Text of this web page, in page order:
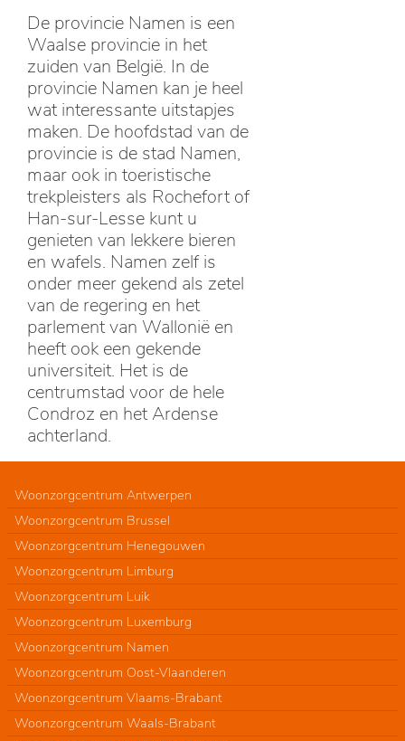
De provincie Namen is een
Waalse provincie in het
zuiden van België. In de
provincie Namen kan je heel
wat interessante uitstapjes
maken. De hoofdstad van de
provincie is de stad Namen,
maar ook in toeristische
trekpleisters als Rochefort of
Han-sur-Lesse kunt u
genieten van lekkere bieren
en wafels. Namen zelf is
onder meer gekend als zetel
van de regering en het
parlement van Wallonië en
heeft ook een gekende
universiteit. Het is de
centrumstad voor de hele
Condroz en het Ardense
achterland.
Woonzorgcentrum Antwerpen
Woonzorgcentrum Brussel
Woonzorgcentrum Henegouwen
Woonzorgcentrum Limburg
Woonzorgcentrum Luik
Woonzorgcentrum Luxemburg
Woonzorgcentrum Namen
Woonzorgcentrum Oost-Vlaanderen
Woonzorgcentrum Vlaams-Brabant
Woonzorgcentrum Waals-Brabant